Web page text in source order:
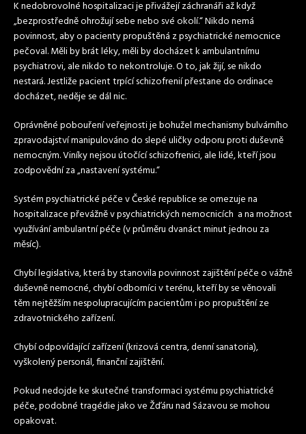
K nedobrovolné hospitalizaci je přivážejí záchranáři až když
„bezprostředně ohrožují sebe nebo své okolí.“ Nikdo nemá
povinnost, aby o pacienty propuštěná z psychiatrické nemocnice
pečoval. Měli by brát léky, měli by docházet k ambulantnímu
psychiatrovi, ale nikdo to nekontroluje. O to, jak žijí, se nikdo
nestará. Jestliže pacient trpící schizofrenií přestane do ordinace
docházet, neděje se dál nic.
Oprávněné pobouření veřejnosti je bohužel mechanismy bulvárního
zpravodajství manipulováno do slepé uličky odporu proti duševně
nemocným. Viníky nejsou útočící schizofrenici, ale lidé, kteří jsou
zodpovědní za „nastavení systému.“
Systém psychiatrické péče v České republice se omezuje na
hospitalizace převážně v psychiatrických nemocnicích a na možnost
využívání ambulantní péče (v průměru dvanáct minut jednou za
měsíc).
Chybí legislativa, která by stanovila povinnost zajištění péče o vážně
duševně nemocné, chybí odborníci v terénu, kteří by se věnovali
těm nejtěžším nespolupracujícím pacientům i po propuštění ze
zdravotnického zařízení.
Chybí odpovídající zařízení (krizová centra, denní sanatoria),
vyškolený personál, finanční zajištění.
Pokud nedojde ke skutečné transformaci systému psychiatrické
péče, podobné tragédie jako ve Žďáru nad Sázavou se mohou
opakovat.